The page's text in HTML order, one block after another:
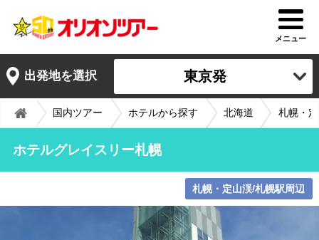
メニュー
出発地を選択 東京発
国内ツアー ホテルから探す 北海道 札幌・
ホテルグレイスリー札幌
札幌・定山渓/札幌駅周辺